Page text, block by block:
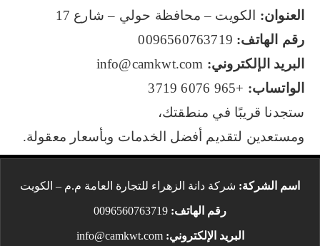
العنوان: الكويت – محافظة حولي – شارع 17
رقم الهاتف:
البريد الإلكتروني:
الواتساب: +965 6076 3719
ستجدنا قريبًا في منطقتك،
ومستعدين لتقديم أفضل الخدمات وبأسعار معقولة.
اسم الشركة: شركة دانة الزهراء للتجارة العامة م.م – الكويت
رقم الهاتف:
البريد الإلكتروني: info@camkwt.com